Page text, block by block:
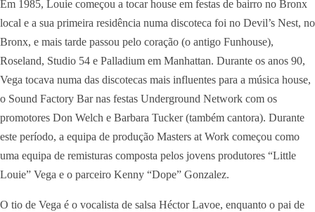
Em 1985, Louie começou a tocar house em festas de bairro no Bronx
local e a sua primeira residência numa discoteca foi no Devil’s Nest, no
Bronx, e mais tarde passou pelo coração (o antigo Funhouse),
Roseland, Studio 54 e Palladium em Manhattan. Durante os anos 90,
Vega tocava numa das discotecas mais influentes para a música house,
o Sound Factory Bar nas festas Underground Network com os
promotores Don Welch e Barbara Tucker (também cantora). Durante
este período, a equipa de produção Masters at Work começou como
uma equipa de remisturas composta pelos jovens produtores “Little
Louie” Vega e o parceiro Kenny “Dope” Gonzalez.
O tio de Vega é o vocalista de salsa Héctor Lavoe, enquanto o pai de